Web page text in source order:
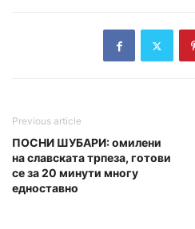
Previous article
ПОСНИ ШУБАРИ: омилени
на славската трпеза, готови
се за 20 минути многу
едноставно